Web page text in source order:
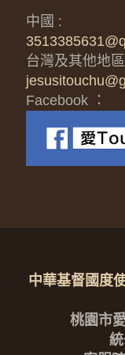
中國 :
台灣及其他地
Facebook ：
中華基督國度
桃園市